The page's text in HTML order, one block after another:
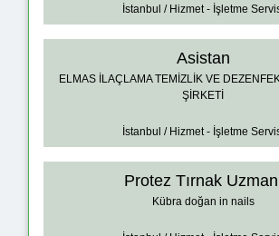
İstanbul / Hizmet - İşletme
Asistan
ELMAS İLAÇLAMA TEMİZLİK VE
ŞİRKETİ
İstanbul / Hizmet - İşletme
Protez Tırnak
Kübra doğan in nails